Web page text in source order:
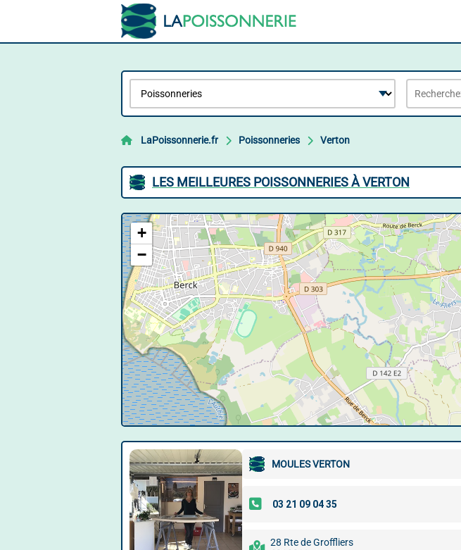
LaPoissonnerie.fr Poissonneries Verton
LES MEILLEURES POISSONNERIES À VERTON
+
−
MOULES VERTON
28 Rte de Groffliers